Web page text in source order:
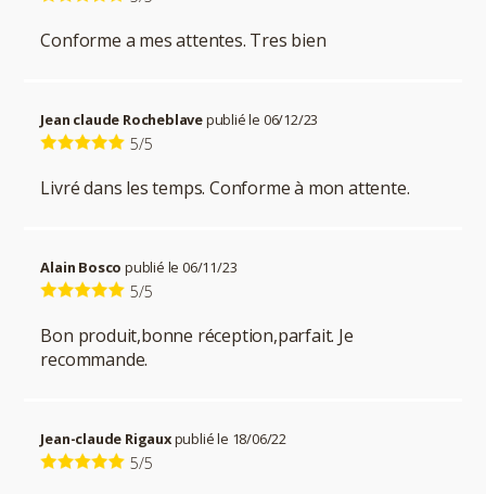
Conforme a mes attentes. Tres bien
Jean claude Rocheblavepublié le 06/12/23
5/5
Livré dans les temps. Conforme à mon attente.
Alain Bosco publié le 06/11/23
5/5
Bon produit,bonne réception,parfait. Je
recommande.
Jean-claude Rigauxpublié le 18/06/22
5/5